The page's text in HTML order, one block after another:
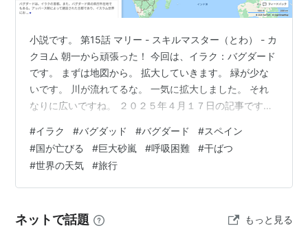
小説です。 第15話 マリー - スキルマスター（とわ） - カ
クヨム 朝一から頑張った！ 今回は、イラク：バグダード
です。 まずは地図から。 拡大していきます。 緑が少な
いです。 川が流れてるな。 一気に拡大しました。 それ
なりに広いですね。 ２０２５年４月１７日の記事です。
上が呼吸困難…高級リゾート地カナリア諸島で豪雨ホテ
ル浸水 記事より。 イラク中南部で14日、巨大砂嵐が発生
し、呼吸困難となった3700人以上が搬送された。異常気
温による干ばつで、イラクでは住むことが難しい状況と
ら約…
#イラク #バグダッド #バグダード #スペイン
#国が亡びる #巨大砂嵐 #呼吸困難 #干ばつ
#世界の天気 #旅行
ネットで話題 もっと見る